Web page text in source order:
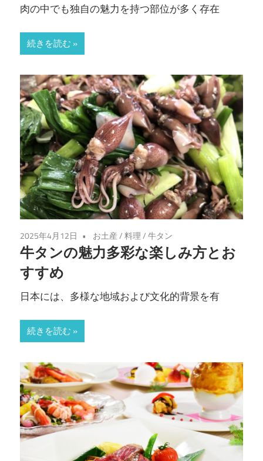
肉の中でも独自の魅力を持つ部位が多く存在
続きを読む
2025年4月12日 お土産/料理/牛タン
牛タンの魅力多彩な楽しみ方とお
すすめ
日本には、多様な地域および文化的背景を有
続きを読む